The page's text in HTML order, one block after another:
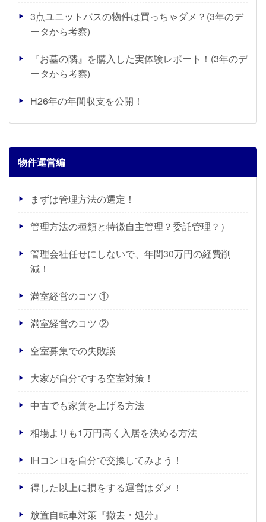
3点ユニットバスの物件は買っちゃダメ？(3年のデ
ータから考察)
『お墓の隣』を購入した実体験レポート！(3年のデ
ータから考察)
H26年の年間収支を公開！
物件運営編
まずは管理方法の選定！
管理方法の種類と特徴自主管理？委託管理？）
管理会社任せにしないで、年間30万円の経費削
減！
満室経営のコツ ①
満室経営のコツ ②
空室募集での失敗談
大家が自分でする空室対策！
中古でも家賃を上げる方法
相場よりも1万円高く入居を決める方法
IHコンロを自分で交換してみよう！
得した以上に損をする運営はダメ！
放置自転車対策『撤去・処分』